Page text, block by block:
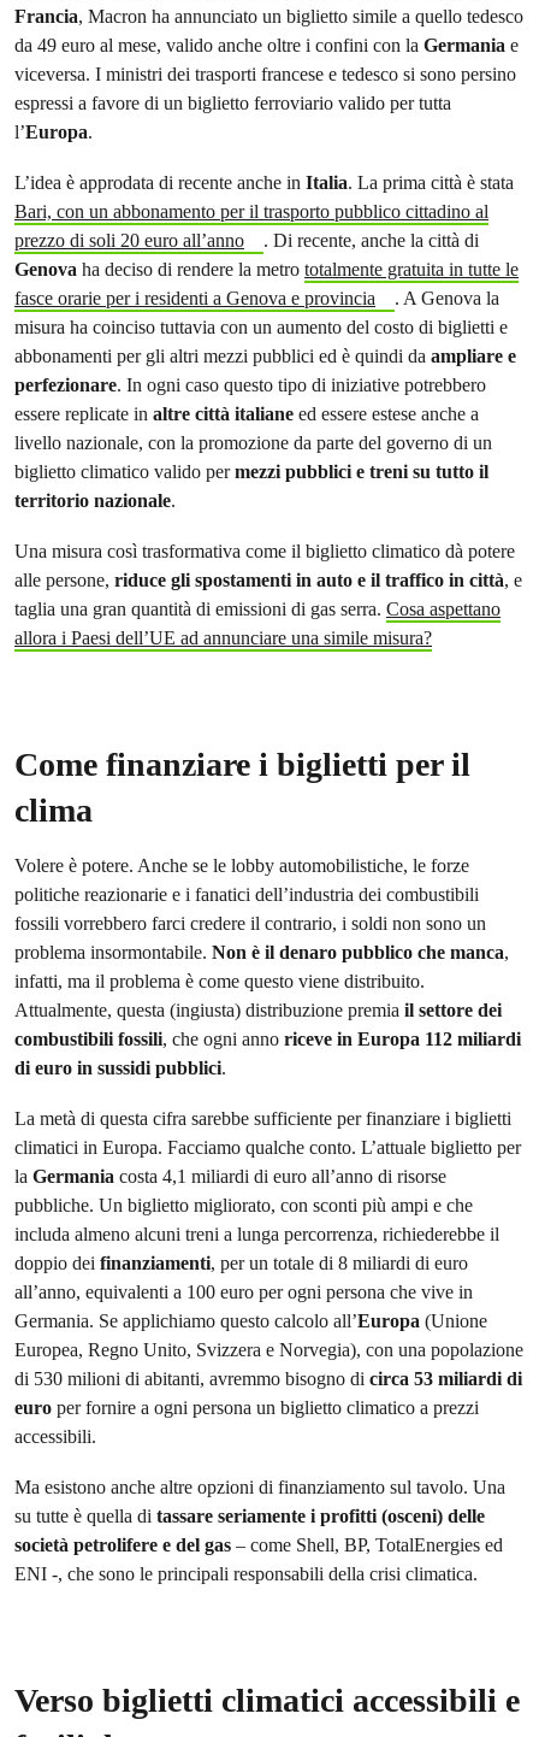
Francia, Macron ha annunciato un biglietto simile a quello tedesco
da 49 euro al mese, valido anche oltre i confini con la Germania e
viceversa. I ministri dei trasporti francese e tedesco si sono persino
espressi a favore di un biglietto ferroviario valido per tutta
l’Europa.
L’idea è approdata di recente anche in Italia. La prima città è stata
Bari, con un abbonamento per il trasporto pubblico cittadino al
prezzo di soli 20 euro all’anno
. Di recente, anche la città di
Genova ha deciso di rendere la metro totalmente gratuita in tutte le
fasce orarie per i residenti a Genova e provincia
. A Genova la
misura ha coinciso tuttavia con un aumento del costo di biglietti e
abbonamenti per gli altri mezzi pubblici ed è quindi da ampliare e
perfezionare. In ogni caso questo tipo di iniziative potrebbero
essere replicate in altre città italiane ed essere estese anche a
livello nazionale, con la promozione da parte del governo di un
biglietto climatico valido permezzi pubblici e treni su tutto il
territorio nazionale.
Una misura così trasformativa come il biglietto climatico dà potere
alle persone, riduce gli spostamenti in auto e il traffico in città, e
taglia una gran quantità di emissioni di gas serra. Cosa aspettano
allora i Paesi dell’UE ad annunciare una simile misura?
Come finanziare i biglietti per il
clima
Volere è potere. Anche se le lobby automobilistiche, le forze
politiche reazionarie e i fanatici dell’industria dei combustibili
fossili vorrebbero farci credere il contrario, i soldi non sono un
problema insormontabile. Non è il denaro pubblico che manca,
infatti, ma il problema è come questo viene distribuito.
Attualmente, questa (ingiusta) distribuzione premia il settore dei
combustibili fossili, che ogni anno riceve in Europa 112 miliardi
di euro in sussidi pubblici.
La metà di questa cifra sarebbe sufficiente per finanziare i biglietti
climatici in Europa. Facciamo qualche conto. L’attuale biglietto per
la Germania costa 4,1 miliardi di euro all’anno di risorse
pubbliche. Un biglietto migliorato, con sconti più ampi e che
includa almeno alcuni treni a lunga percorrenza, richiederebbe il
doppio dei finanziamenti, per un totale di 8 miliardi di euro
all’anno, equivalenti a 100 euro per ogni persona che vive in
Germania. Se applichiamo questo calcolo all’Europa (Unione
Europea, Regno Unito, Svizzera e Norvegia), con una popolazione
di 530 milioni di abitanti, avremmo bisogno di circa 53 miliardi di
euro per fornire a ogni persona un biglietto climatico a prezzi
accessibili.
Ma esistono anche altre opzioni di finanziamento sul tavolo. Una
su tutte è quella di tassare seriamente i profitti (osceni) delle
società petrolifere e del gas – come Shell, BP, TotalEnergies ed
ENI -, che sono le principali responsabili della crisi climatica.
Verso biglietti climatici accessibili e